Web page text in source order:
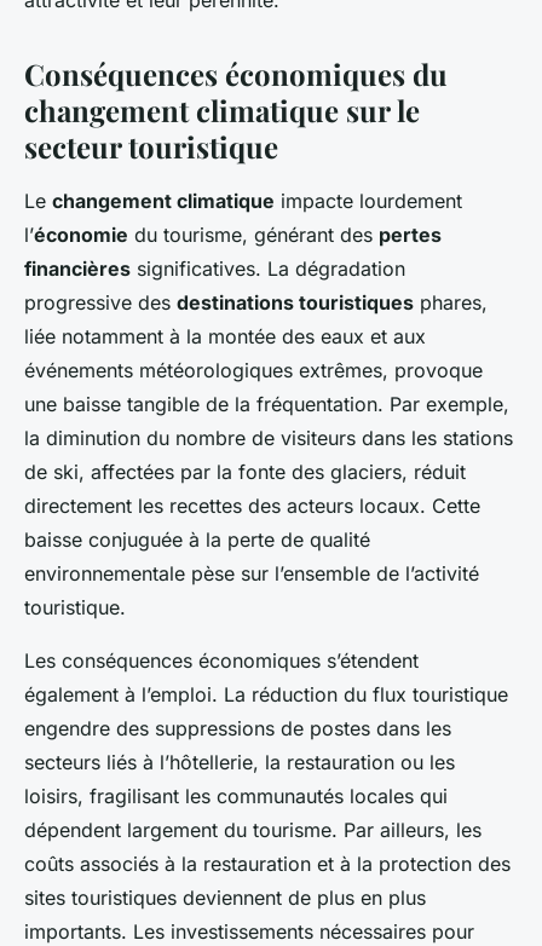
Conséquences économiques du
changement climatique sur le
secteur touristique
Le changement climatique impacte lourdement
l’économie du tourisme, générant des pertes
financières significatives. La dégradation
progressive des destinations touristiques phares,
liée notamment à la montée des eaux et aux
événements météorologiques extrêmes, provoque
une baisse tangible de la fréquentation. Par exemple,
la diminution du nombre de visiteurs dans les stations
de ski, affectées par la fonte des glaciers, réduit
directement les recettes des acteurs locaux. Cette
baisse conjuguée à la perte de qualité
environnementale pèse sur l’ensemble de l’activité
touristique.
Les conséquences économiques s’étendent
également à l’emploi. La réduction du flux touristique
engendre des suppressions de postes dans les
secteurs liés à l’hôtellerie, la restauration ou les
loisirs, fragilisant les communautés locales qui
dépendent largement du tourisme. Par ailleurs, les
coûts associés à la restauration et à la protection des
sites touristiques deviennent de plus en plus
importants. Les investissements nécessaires pour